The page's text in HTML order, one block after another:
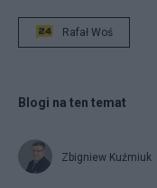
Rafał Woś
Blogi na ten temat
Zbigniew Kuźmiuk